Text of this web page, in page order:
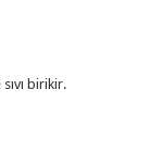
birikir.